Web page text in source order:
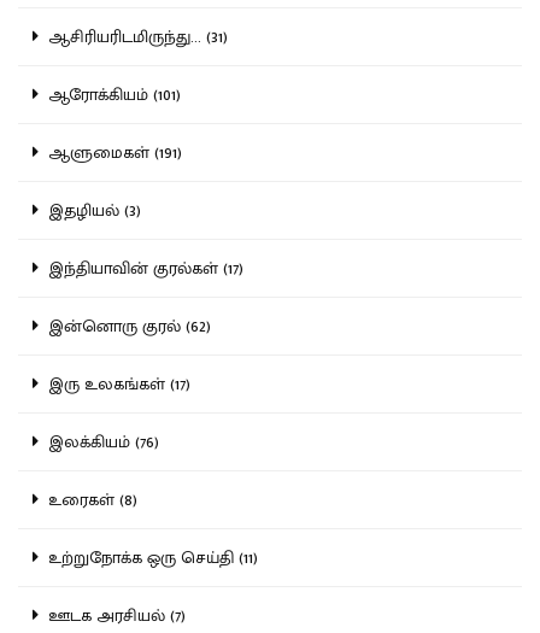
ஆசிரியரிடமிருந்து... (31)
ஆரோக்கியம் (101)
ஆளுமைகள் (191)
இதழியல் (3)
இந்தியாவின் குரல்கள் (17)
இன்னொரு குரல் (62)
இரு உலகங்கள் (17)
இலக்கியம் (76)
உரைகள் (8)
உற்றுநோக்க ஒரு செய்தி (11)
ஊடக அரசியல் (7)